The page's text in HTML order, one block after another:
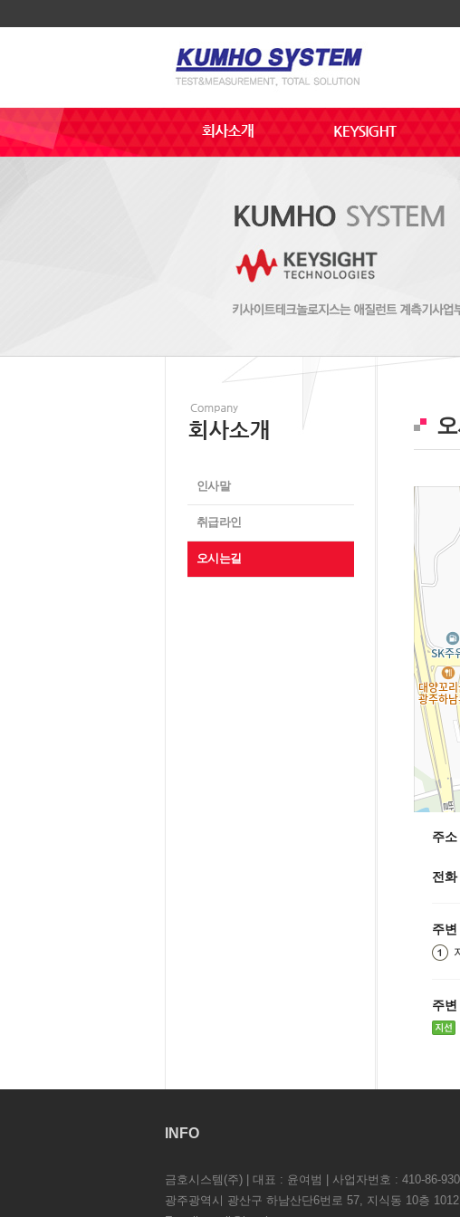
인사말
취급라인
오시는길
주소
전화
주
주
INFO
금호시스템(주) | 대표 : 윤여범 | 사업자번호 : 410-86-
광주광역시 광산구 하남산단6번로 57, 지식동 10층 1012